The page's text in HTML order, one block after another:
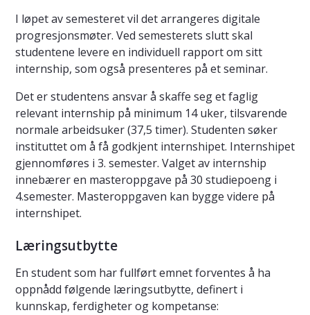
I løpet av semesteret vil det arrangeres digitale
progresjonsmøter. Ved semesterets slutt skal
studentene levere en individuell rapport om sitt
internship, som også presenteres på et seminar.
Det er studentens ansvar å skaffe seg et faglig
relevant internship på minimum 14 uker, tilsvarende
normale arbeidsuker (37,5 timer). Studenten søker
instituttet om å få godkjent internshipet. Internshipet
gjennomføres i 3. semester. Valget av internship
innebærer en masteroppgave på 30 studiepoeng i
4.semester. Masteroppgaven kan bygge videre på
internshipet.
Læringsutbytte
En student som har fullført emnet forventes å ha
oppnådd følgende læringsutbytte, definert i
kunnskap, ferdigheter og kompetanse: